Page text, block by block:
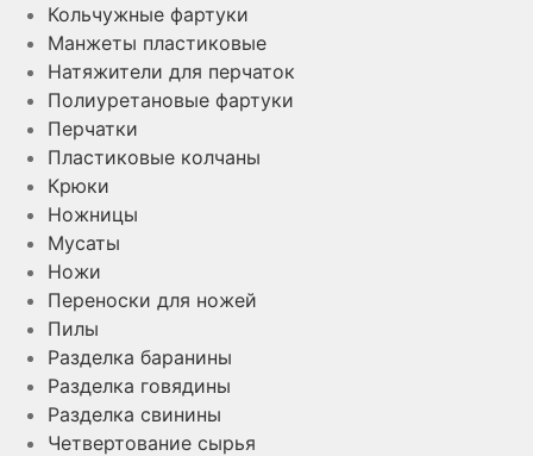
Кольчужные фартуки
Манжеты пластиковые
Натяжители для перчаток
Полиуретановые фартуки
Перчатки
Пластиковые колчаны
Крюки
Ножницы
Мусаты
Ножи
Переноски для ножей
Пилы
Разделка баранины
Разделка говядины
Разделка свинины
Четвертование сырья